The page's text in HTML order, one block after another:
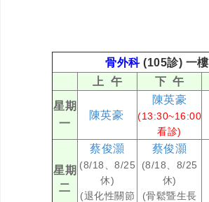
骨外科(105診) 一樓
上 午
下 午
星期
一
陳英豪
陳英豪
(13:30~16:00
看診)
星期
二
蔡俊灝
(8/18、8/25
休)
(退化性關節
蔡俊灝
(8/18、8/25
休)
(骨鬆暨生長